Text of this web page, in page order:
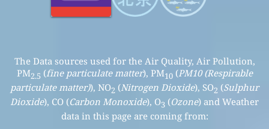
The Data sources used for the Air Quality, Air Pollution,
PM2.5 (fine particulate matter), PM10(PM10 (Respirable
particulate matter)), NO2 (Nitrogen Dioxide), SO2 (Sulphur
Dioxide), CO (Carbon Monoxide), O3 (Ozone) and Weather
data in this page are coming from: